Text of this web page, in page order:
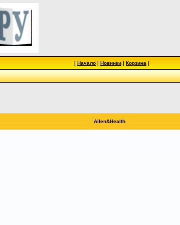
| Начало | Новинки | Корзина |
Allen&Health